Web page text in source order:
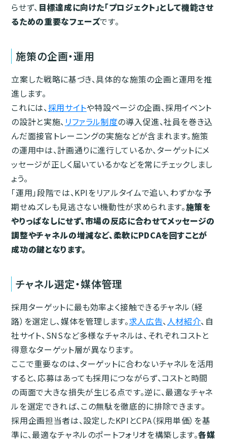
らせず、 目標達成に向けた「プロジェクト」として機能させ
るための重要なフェーズです。
施策の企画・運用
立案した戦略に基づき、具体的な施策の企画と運用を推
進します。
これには、採用サイトや特設ページの企画、採用イベント
の設計と実施、 リファラル制度の導入促進、社員を巻き込
んだ面接官トレーニングの実施などが含まれます。施策
の運用中は、計画通りに進行しているか、ターゲットにメ
ッセージが正しく届いているかなどを常にチェックしまし
ょう。
「運用」段階では、KPIをリアルタイムで追い、わずかな予
期せぬズレも見逃さない機動性が求められます。施策を
やりっぱなしにせず、市場の反応に合わせてメッセージの
調整やチャネルの増減など、柔軟にPDCAを回すことが
成功の鍵となります。
チャネル選定・媒体管理
採用ターゲットに最も効率よく接触できるチャネル（経
路）を選定し、媒体を管理します。求人広告、人材紹介、自
社サイト、SNSなど多様なチャネルは、それぞれコストと
得意なターゲット層が異なります。
ここで重要なのは、ターゲットに合わないチャネルを活用
すると、応募はあっても採用につながらず、コストと時間
の両面で大きな損失が生じる点です。逆に、最適なチャネ
ルを選定できれば、この無駄を徹底的に排除できます。
採用企画担当者は、設定したKPIとCPA（採用単価）を基
準に、最適なチャネルのポートフォリオを構築します。各媒